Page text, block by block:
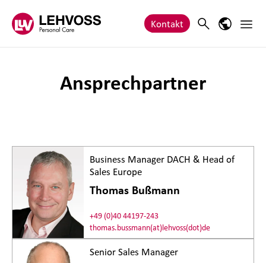
Kontakt SearchSprach-
Ansprechpartner
Business Manager DACH & Head of
Sales Europe
Thomas Bußmann
+49 (0)40 44197-243
thomas.bussmann(at)lehvoss(dot)de
Senior Sales Manager